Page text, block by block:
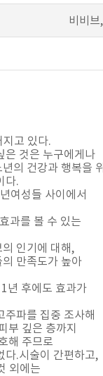
비비
고 있다.
은 것은 누구에게나
의 건강과 행복을
다.
여성들 사이에서
과를 볼 수 있는
인기에 대해,
만족도가 높아
년 후에도 효과가
주파를 집중 조사해
부 깊은 층까지
해 주므로
다.시술이 간편하고,
외에는